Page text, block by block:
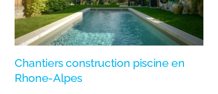
Chantiers construction piscine en
Rhone-Alpes